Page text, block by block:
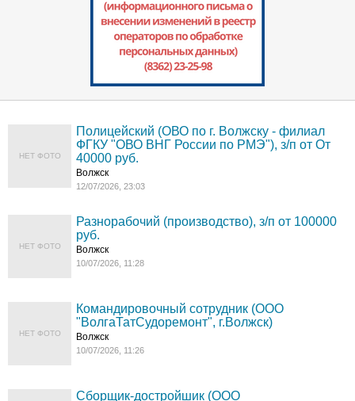
НЕТ ФОТО
Полицейский (ОВО по г. Волжску - филиал
ФГКУ "ОВО ВНГ России по РМЭ"), з/п от От
40000 руб.
Волжск
12/07/2026, 23:03
НЕТ ФОТО
Разнорабочий (производство), з/п от 100000
руб.
Волжск
10/07/2026, 11:28
НЕТ ФОТО
Командировочный сотрудник (ООО
"ВолгаТатСудоремонт", г.Волжск)
Волжск
10/07/2026, 11:26
Сборщик-достройшик (ООО